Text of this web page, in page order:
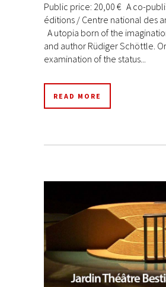
Public price: 20,00 € A co-
éditions / Centre national des
A utopia born of the
and author Rüdiger Schöttle.
examination of the status...
READ MORE